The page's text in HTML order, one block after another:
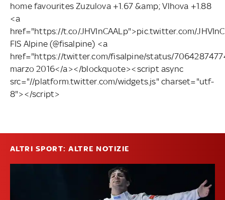
home favourites Zuzulova +1.67 &amp; Vlhova +1.88
<a
href="https://t.co/JHVInCAALp">pic.twitter.com/
FIS Alpine (@fisalpine) <a
href="https://twitter.com/fisalpine/status/
marzo 2016</a></blockquote><script async
src="//platform.twitter.com/widgets.js" charset="utf-
8"></script>
ALTRI SPORT: ALTRE NOTIZIE